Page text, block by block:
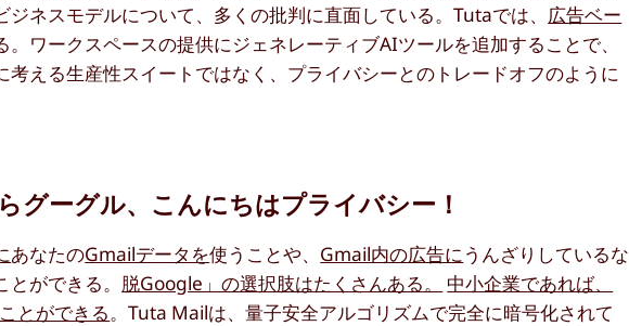
ネスモデルについて、多くの批判に直面している。Tutaでは、 広告ベー
。ワークスペースの提供にジェネレーティブAIツールを追加することで、
える生産性スイートではなく、プライバシーとのトレードオフのように
ーグル、こんにちはプライバシー！
あなたのGmailデータを使うことや、 Gmail内の広告にうんざりしているな
ができる。 脱Google」の選択肢はたくさんある。
中小企業であれば、
とができる。Tuta Mailは、量子安全アルゴリズムで完全に暗号化されて